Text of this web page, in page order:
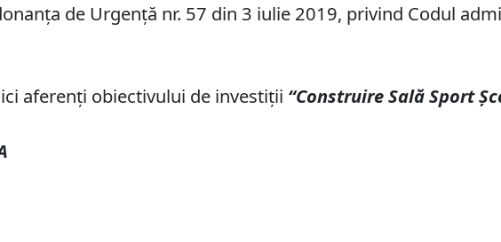
de Urgență nr. 57 din 3 iulie 2019, privind Codul
aferenţi obiectivului de investiţii “Construire Sală Sport